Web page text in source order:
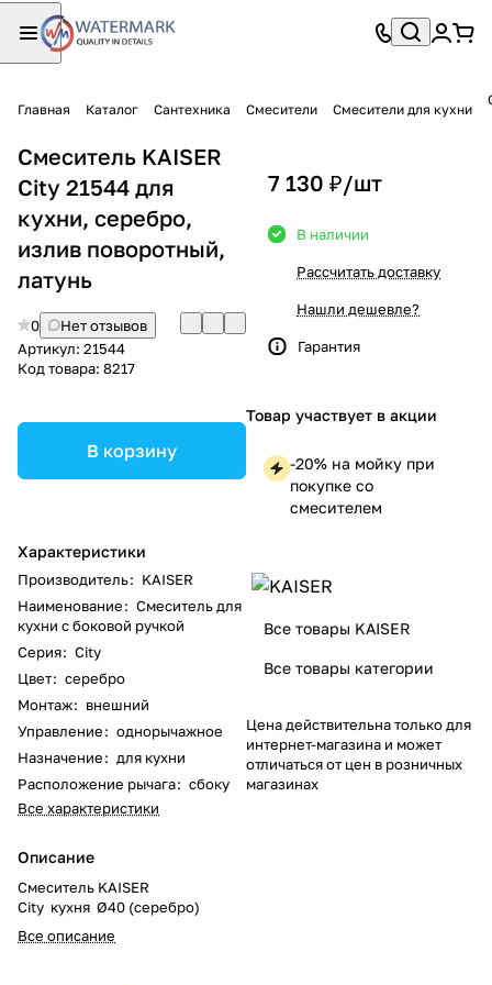
Главная Каталог Сантехника Смесители Смесители для кухни
Смеситель KAISER
City 21544 для
кухни, серебро,
излив поворотный,
латунь
0
Нет отзывов
Артикул: 21544
Код товара: 8217
В корзину
Характеристики
Производитель: KAISER
Наименование: Смеситель для
кухни с боковой ручкой
Серия: City
Цвет: серебро
Монтаж: внешний
Управление: однорычажное
Назначение: для кухни
Расположение рычага: сбоку
Все характеристики
Описание
Смеситель KAISER
City кухня Ø40 (серебро)
Все описание
7 130 ₽/шт
В наличии
Рассчитать доставку
Нашли дешевле?
Гарантия
Товар участвует в акции
-20% на мойку при
покупке со
смесителем
Все товары KAISER
Все товары категории
Цена действительна только для
интернет-магазина и может
отличаться от цен в розничных
магазинах